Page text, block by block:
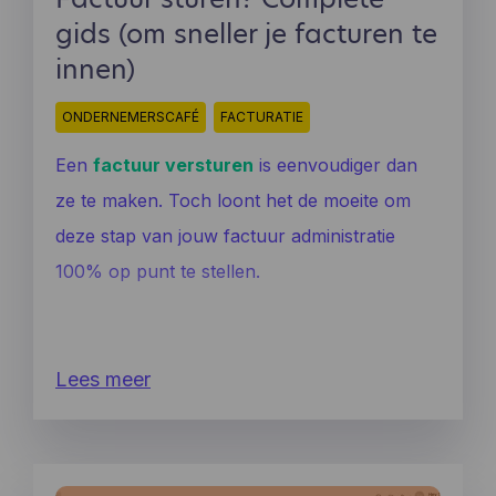
gids (om sneller je facturen te
innen)
ONDERNEMERSCAFÉ FACTURATIE
Een factuur versturen is eenvoudiger dan
ze te maken. Toch loont het de moeite om
deze stap van jouw factuur administratie
100% op punt te stellen.
Lees meer